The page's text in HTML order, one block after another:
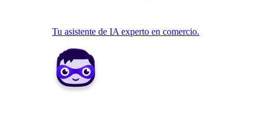
Tu asistente de IA experto en comercio.